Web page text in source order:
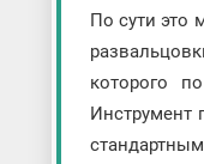
По сути это
которого
Инструмент